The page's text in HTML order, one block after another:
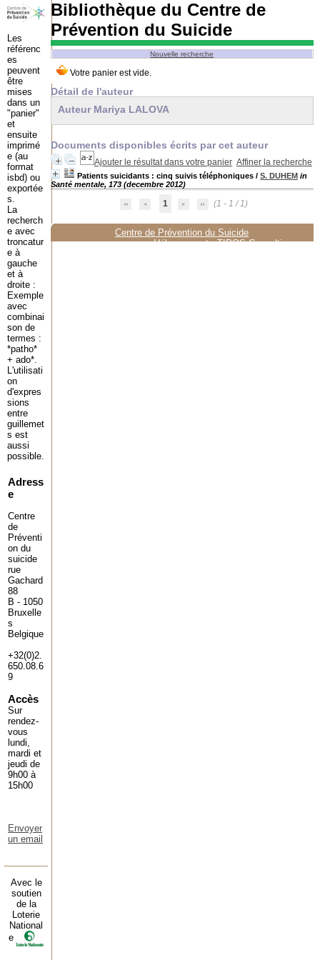
Bibliothèque du Centre de
Prévention du Suicide
Nouvelle recherche
Détail de l'auteur
Auteur Mariya LALOVA
Documents disponibles écrits par cet auteur
Ajouter le résultat dans votre panier Affiner la recherche
Patients suicidants : cinq suivis téléphoniques/ S. DUHEM in
Santé mentale, 173 (decembre 2012)
1 (1 - 1 / 1)
Centre de Prévention du Suicide
Hébergement :TIPOS Consulting
Les
référenc
es
peuvent
être
mises
dans un
"panier"
et
ensuite
imprimé
e (au
format
isbd) ou
exportée
s.
La
recherch
e avec
troncatur
e à
gauche
et à
droite :
Exemple
avec
combinai
son de
termes :
*patho*
+ ado*.
L'utilisati
on
d'expres
sions
entre
guillemet
s est
aussi
possible.
Adress
e
Centre
de
Préventi
on du
suicide
rue
Gachard
88
B - 1050
Bruxelle
s
Belgique
+32(0)2.
650.08.6
9
Accès
Sur
rendez-
vous
lundi,
mardi et
jeudi de
9h00 à
15h00
Envoyer
un email
Avec le
soutien
de la
Loterie
National
e